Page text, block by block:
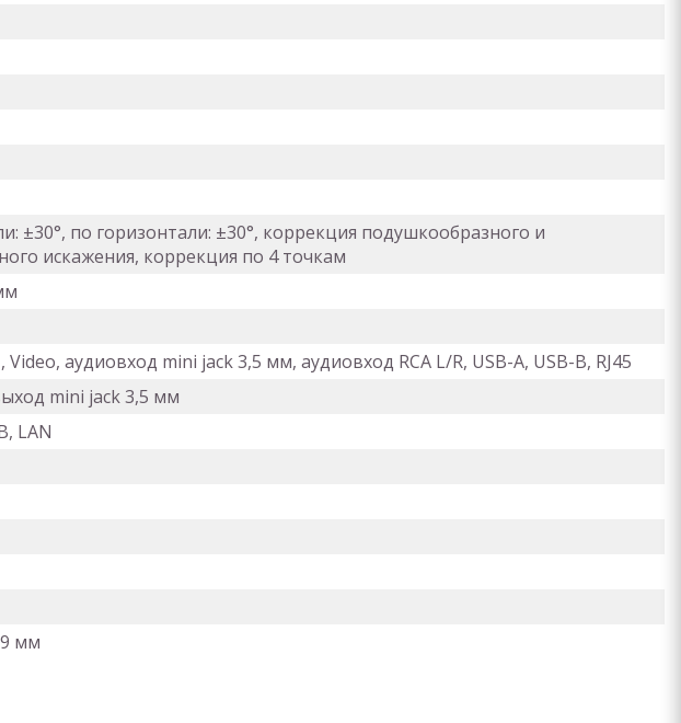
±30°, по горизонтали: ±30°, коррекция подушкообразного и
искажения, коррекция по 4 точкам
Video, аудиовход mini jack 3,5 мм, аудиовход RCA L/R, USB-A, USB-B, RJ45
mini jack 3,5 мм
LAN
мм